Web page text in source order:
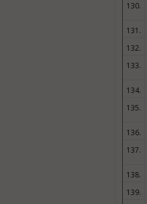
130.
131.
132.
133.
134.
135.
136.
137.
138.
139.